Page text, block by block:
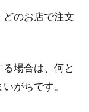
のお店で注文
場合は、何と
がちです。